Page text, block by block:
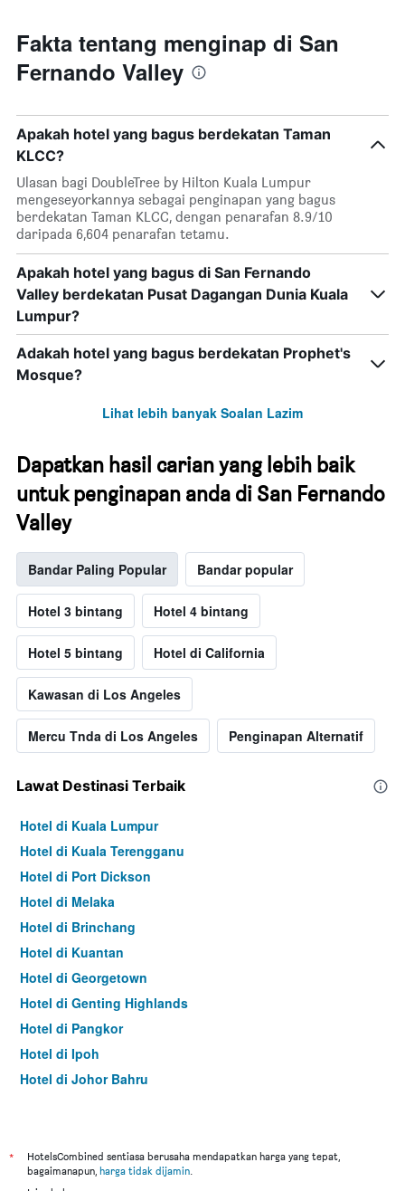
Fakta tentang menginap di San
Fernando Valley
Apakah hotel yang bagus berdekatan Taman
KLCC?
Ulasan bagi DoubleTree by Hilton Kuala Lumpur
mengeseyorkannya sebagai penginapan yang bagus
berdekatan Taman KLCC, dengan penarafan 8.9/10
daripada 6,604 penarafan tetamu.
Apakah hotel yang bagus di San Fernando
Valley berdekatan Pusat Dagangan Dunia Kuala
Lumpur?
Adakah hotel yang bagus berdekatan Prophet's
Mosque?
Lihat lebih banyak Soalan Lazim
Dapatkan hasil carian yang lebih baik
untuk penginapan anda di San Fernando
Valley
Bandar Paling Popular Bandar popular
Hotel 3 bintang Hotel 4 bintang
Hotel 5 bintang Hotel di California
Kawasan di Los Angeles
Mercu Tnda di Los Angeles Penginapan Alternatif
Lawat Destinasi Terbaik
Hotel di Kuala Lumpur
Hotel di Kuala Terengganu
Hotel di Port Dickson
Hotel di Melaka
Hotel di Brinchang
Hotel di Kuantan
Hotel di Georgetown
Hotel di Genting Highlands
Hotel di Pangkor
Hotel di Ipoh
Hotel di Johor Bahru
Hotel di Kuching
Hotel di Tokyo
*
HotelsCombined sentiasa berusaha mendapatkan harga yang tepat,
bagaimanapun, harga tidak dijamin.